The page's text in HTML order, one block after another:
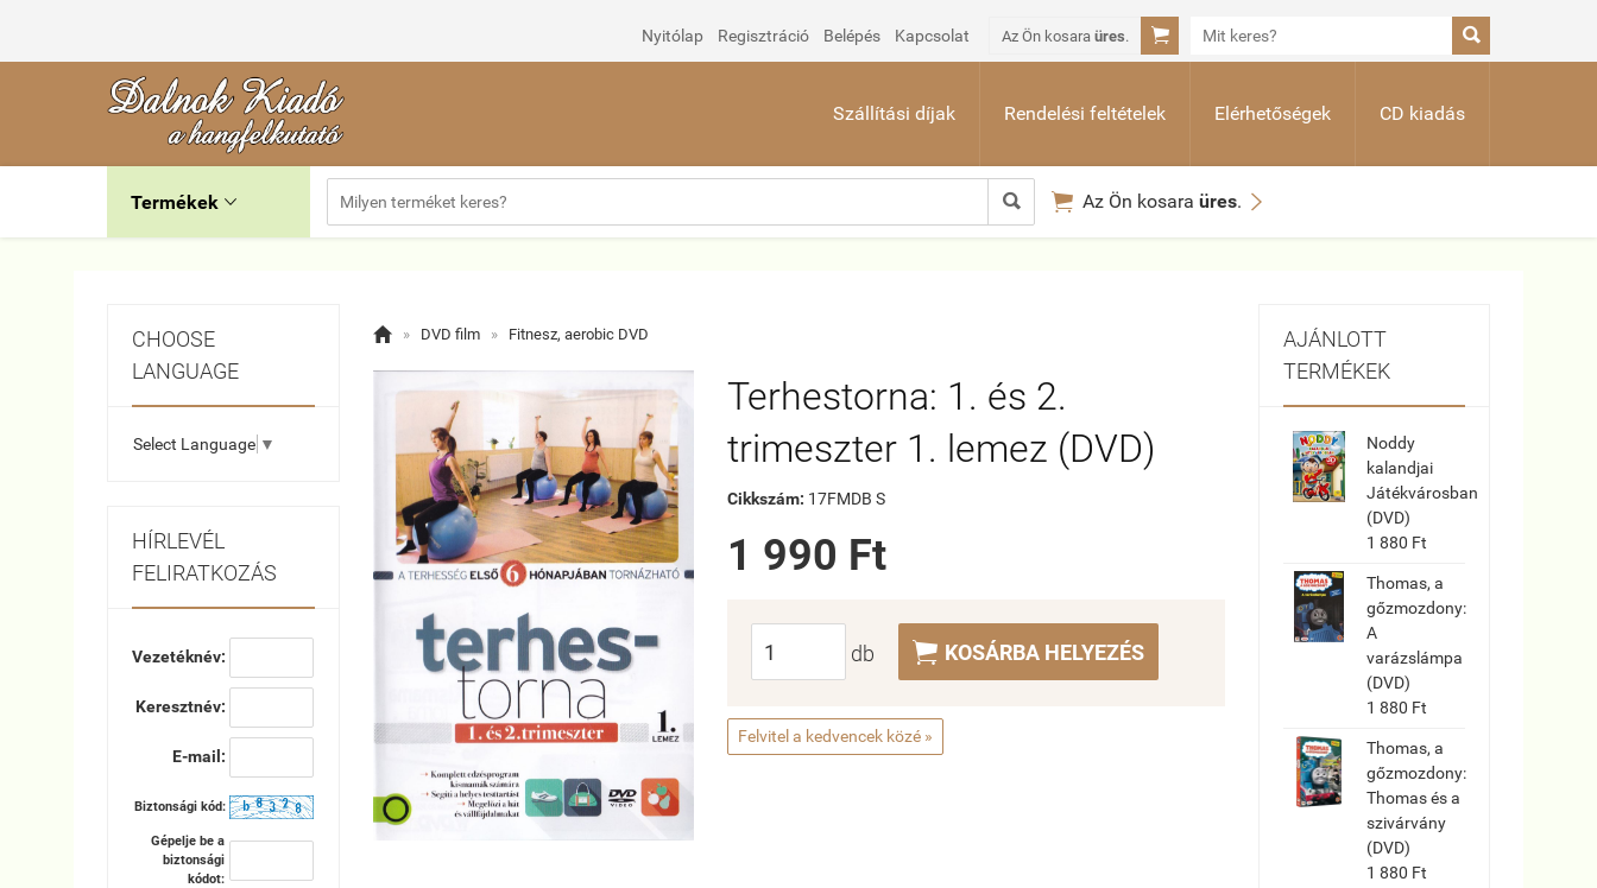
Nyitólap Regisztráció Belépés Kapcsolat Az Ön kosara üres.  
Szállítási díjak Rendelési feltételek Elérhetőségek CD kiadás
Termékek    Az Ön kosara üres. 
CHOOSE
LANGUAGE
Select Language ▼
HÍRLEVÉL
FELIRATKOZÁS
Vezetéknév:
Keresztnév:
E-mail:
Biztonsági kód:
Gépelje be a
biztonsági
kódot:
 » DVD film » Fitnesz, aerobic DVD
Terhestorna: 1. és 2.
trimeszter 1. lemez (DVD)
Cikkszám: 17FMDB S
1 990 Ft
db  KOSÁRBA HELYEZÉS
Felvitel a kedvencek közé »
AJÁNLOTT
TERMÉKEK
Noddy
kalandjai
Játékvárosban
(DVD)
1 880 Ft
Thomas, a
gőzmozdony:
A
varázslámpa
(DVD)
1 880 Ft
Thomas, a
gőzmozdony:
Thomas és a
szivárvány
(DVD)
1 880 Ft